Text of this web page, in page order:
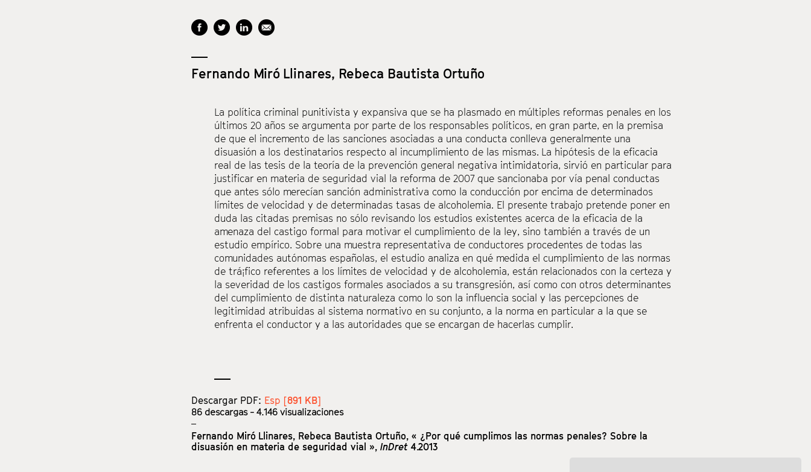
Fernando Miró Llinares, Rebeca Bautista Ortuño
La polí­tica criminal punitivista y expansiva que se ha plasmado en múltiples reformas penales en los
últimos 20 años se argumenta por parte de los responsables polí­ticos, en gran parte, en la premisa
de que el incremento de las sanciones asociadas a una conducta conlleva generalmente una
disuasión a los destinatarios respecto al incumplimiento de las mismas. La hipótesis de la eficacia
real de las tesis de la teoría de la prevención general negativa intimidatoria, sirvió en particular para
justificar en materia de seguridad vial la reforma de 2007 que sancionaba por ví­a penal conductas
que antes sólo merecían sanción administrativa como la conducción por encima de determinados
límites de velocidad y de determinadas tasas de alcoholemia. El presente trabajo pretende poner en
duda las citadas premisas no sólo revisando los estudios existentes acerca de la eficacia de la
amenaza del castigo formal para motivar el cumplimiento de la ley, sino también a través de un
estudio empírico. Sobre una muestra representativa de conductores procedentes de todas las
comunidades autónomas españolas, el estudio analiza en qué medida el cumplimiento de las normas
de trá¡fico referentes a los límites de velocidad y de alcoholemia, están relacionados con la certeza y
la severidad de los castigos formales asociados a su transgresión, así como con otros determinantes
del cumplimiento de distinta naturaleza como lo son la influencia social y las percepciones de
legitimidad atribuidas al sistema normativo en su conjunto, a la norma en particular a la que se
enfrenta el conductor y a las autoridades que se encargan de hacerlas cumplir.
Descargar PDF: Esp [891 KB]
86 descargas - 4.146 visualizaciones
Fernando Miró Llinares, Rebeca Bautista Ortuño, « ¿Por qué cumplimos las normas penales? Sobre la
disuasión en materia de seguridad vial », InDret 4.2013